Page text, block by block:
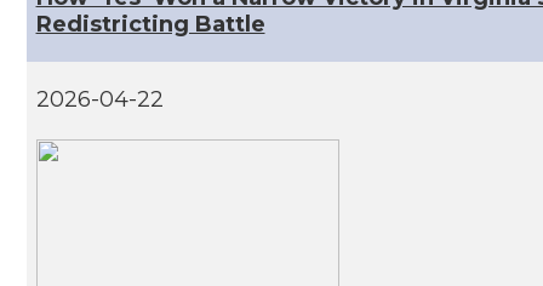
Redistricting Battle
2026-04-22